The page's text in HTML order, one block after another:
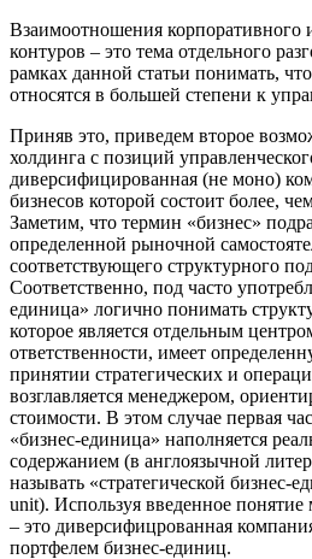
Взаимоотношения корпоративного
контуров – это тема отдельного
рамках данной статьи понимать,
относятся в большей степени к
Приняв это, приведем второе
холдинга с позиций
диверсифицированная (не моно)
бизнесов которой состоит более,
Заметим, что термин «бизнес»
определенной рыночной
соответствующего структурного
Соответственно, под часто
единица» логично понимать
которое является отдельным
ответственности, имеет
принятии стратегических и
возглавляется менеджером,
стоимости. В этом случае первая
«бизнес-единица» наполняется
содержанием (в англоязычной
называть «стратегической бизнес-
unit). Используя введенное
– это диверсифицрованная
портфелем бизнес-единиц.